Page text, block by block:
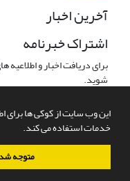
این وب سایت از کوکی ها برای
خدمات استفاده می کند.
متوجه
آخرین اخبار
اشتراک خبرنامه
برای دریافت اخبار و
شوید.
سامانه مدیریت نشریات